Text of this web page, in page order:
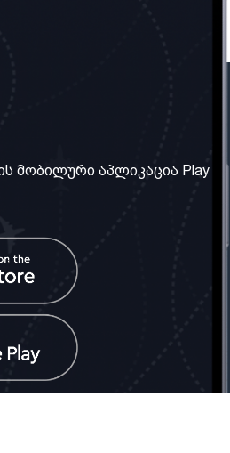
წესები და პირობები
კითხვები
სოციალური ქსელი
მობილური აპლიკაცია Play